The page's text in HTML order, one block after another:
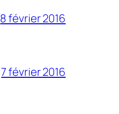
8 février 2016
7 février 2016